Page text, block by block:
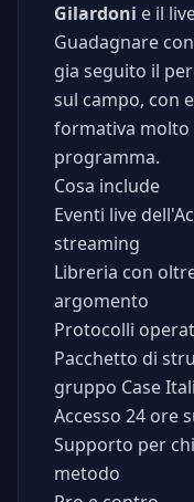
Gilardoni e il
Guadagnare
gia seguito il
sul campo, con
formativa molto
programma.
Cosa include
Eventi live
streaming
Libreria con
argomento
Protocolli
Pacchetto di
gruppo Case
Accesso 24 ore
Supporto per
metodo